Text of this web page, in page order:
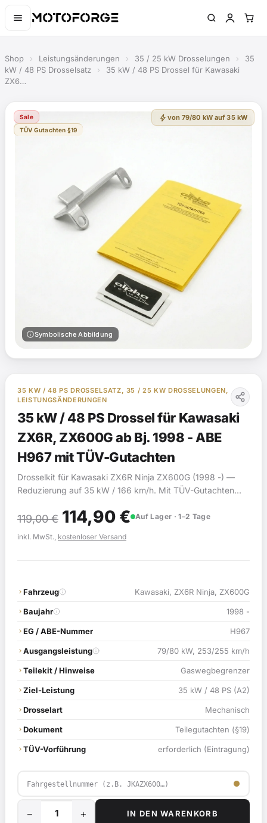
Shop › Leistungsänderungen › 35 / 25 kW Drosselungen ›
35
kW / 48 PS Drosselsatz
›
35 kW / 48 PS Drossel für Kawasaki
ZX6…
Sale
TÜV Gutachten §19
bolt von 79/80 kW auf 35 kW
infoSymbolische Abbildung
35 KW / 48 PS DROSSELSATZ, 35 / 25 KW DROSSELUNGEN,
LEISTUNGSÄNDERUNGEN
35 kW / 48 PS Drossel für Kawasaki
ZX6R, ZX600G ab Bj. 1998 - ABE
H967 mit TÜV-Gutachten
Drosselkit für Kawasaki ZX6R Ninja ZX600G (1998 -) —
Reduzierung auf 35 kW / 166 km/h. Mit TÜV-Gutachten
119,00€ Ursprünglicher
Preis
119,00 €
114,90 €Aktueller
114,90 €.
Auf Lager · 1–2 Tage
inkl. MwSt., kostenloser Versand
Fahrzeug Kawasaki, ZX6R Ninja, ZX600G
Baujahr 1998 -
EG / ABE-Nummer H967
Ausgangsleistung 79/80 kW, 253/255 km/h
Teilekit / Hinweise Gaswegbegrenzer
Ziel-Leistung 35 kW / 48 PS (A2)
Drosselart Mechanisch
Dokument Teilegutachten (§19)
TÜV-Vorführung erforderlich (Eintragung)
− + IN DEN WARENKORB